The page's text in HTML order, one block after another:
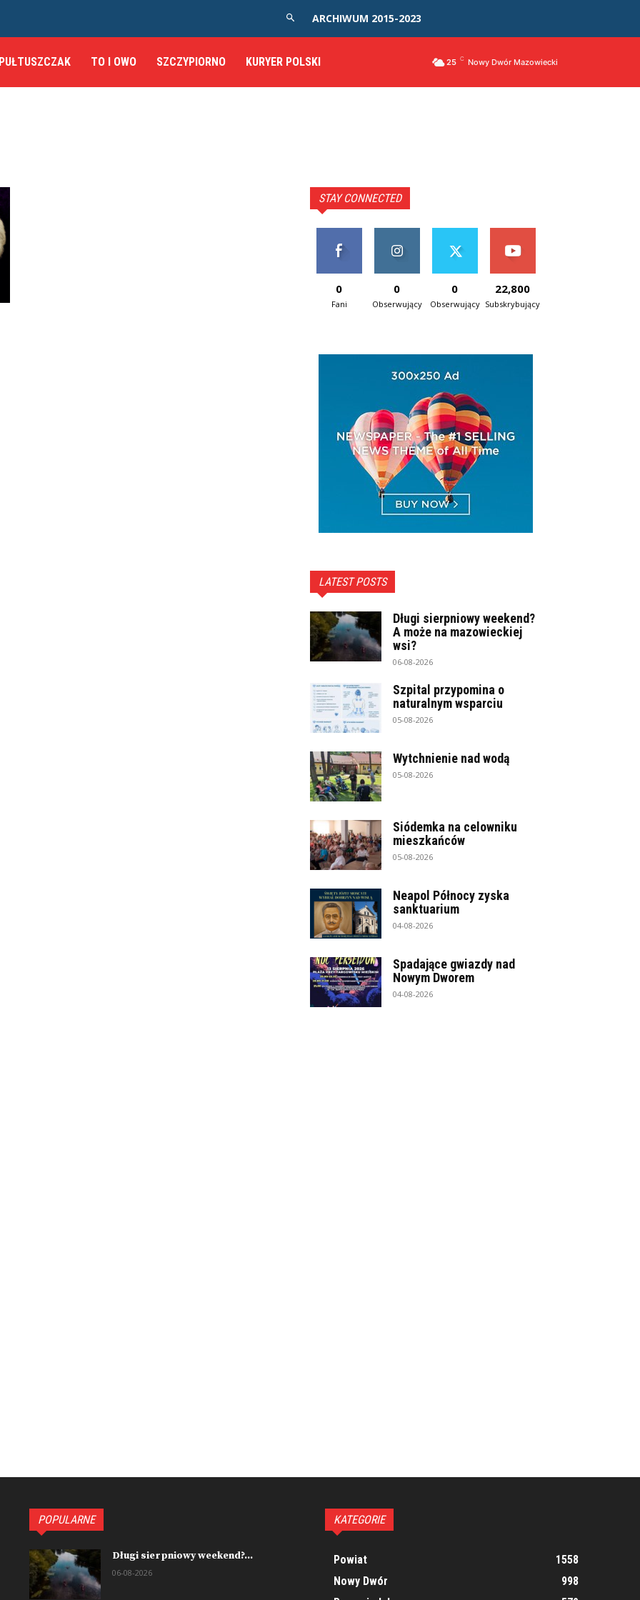
ARCHIWUM 2015-2023
PUŁTUSZCZAK TO I OWO SZCZYPIORNO KURYER POLSKI 25 C Nowy Dwór Mazowiecki
STAY CONNECTED
0
Fani
0
Obserwujący
0
Obserwujący
22,800
Subskrybujący
LATEST POSTS
Długi sierpniowy weekend?
A może na mazowieckiej
wsi?
06-08-2026
Szpital przypomina o
naturalnym wsparciu
05-08-2026
Wytchnienie nad wodą
05-08-2026
Siódemka na celowniku
mieszkańców
05-08-2026
Neapol Północy zyska
sanktuarium
04-08-2026
Spadające gwiazdy nad
Nowym Dworem
04-08-2026
POPULARNE
Długi sierpniowy weekend?...
06-08-2026
KATEGORIE
Powiat
1558
Nowy Dwór
998